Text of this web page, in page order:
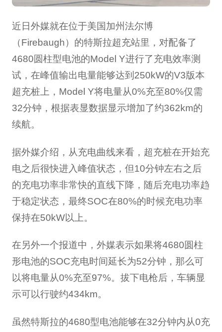
近日外媒就在位于美国加州法尔博
（Firebaugh）的特斯拉超充站里，对配备了
4680圆柱型电池的Model Y进行了充电效率测
试，在峰值输出电量能够达到250kW的V3版本
超充桩上，Model Y将电量从0%充至80%仅需
32分钟，根据表显数据显示增加了约362km的
续航。
据外媒介绍，从充电曲线来看，超充桩在开始充
电之后很快进入峰值状态，但10分钟左右之后
的充电功率非常快的直线下降，随后充电功率趋
于稳定状态，最终SOC在80%的时候充电功率
保持在50kW以上。
在另外一个报道中，外媒表示如果将4680圆柱
形电池的SOC充电时间延长为52分钟，那么可
以将电量从0%充至97%。拔下电枪后，车辆显
示可以行驶约434km。
虽然特斯拉的4680型电池能够在32分钟内从0充